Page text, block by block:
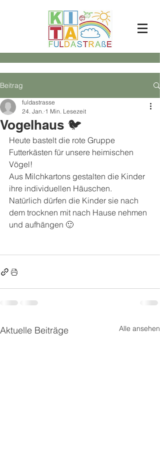
Beitrag
Vogelhaus 🐦
fuldastrasse
24. Jan. 1 Min. Lesezeit
Heute bastelt die rote Gruppe
Futterkästen für unsere heimischen
Vögel!
Aus Milchkartons gestalten die Kinder
ihre individuellen Häuschen.
Natürlich dürfen die Kinder sie nach
dem trocknen mit nach Hause nehmen
und aufhängen 🙂
Aktuelle Beiträge Alle ansehen